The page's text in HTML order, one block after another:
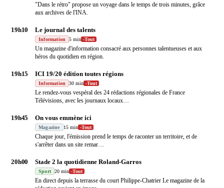
"Dans le rétro" propose un voyage dans le temps de trois minutes, grâce
aux archives de l'INA.
19h10 Le journal des talents
Information 5 min -Tout
Un magazine d'information consacré aux personnes talentueuses et aux
héros du quotidien en région.
19h15 ICI 19/20 édition toutes régions
Information 30 min -Tout
Le rendez-vous vespéral des 24 rédactions régionales de France
Télévisions, avec les journaux locaux…
19h45 On vous emmène ici
Magazine 15 min -Tout
Chaque jour, l'émission prend le temps de raconter un territoire, et de
s'arrêter dans un site remar…
20h00 Stade 2 la quotidienne Roland-Garros
Sport 20 min -Tout
En direct depuis la terrasse du court Philippe-Chatrier Le magazine de la